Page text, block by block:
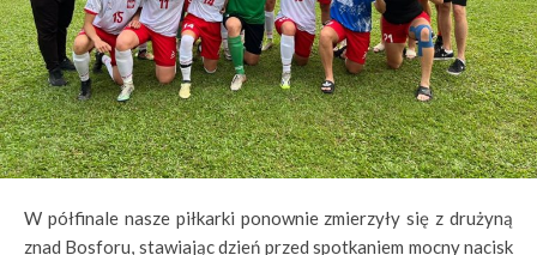
W półfinale nasze piłkarki ponownie zmierzyły się z drużyną
znad Bosforu, stawiając dzień przed spotkaniem mocny nacisk